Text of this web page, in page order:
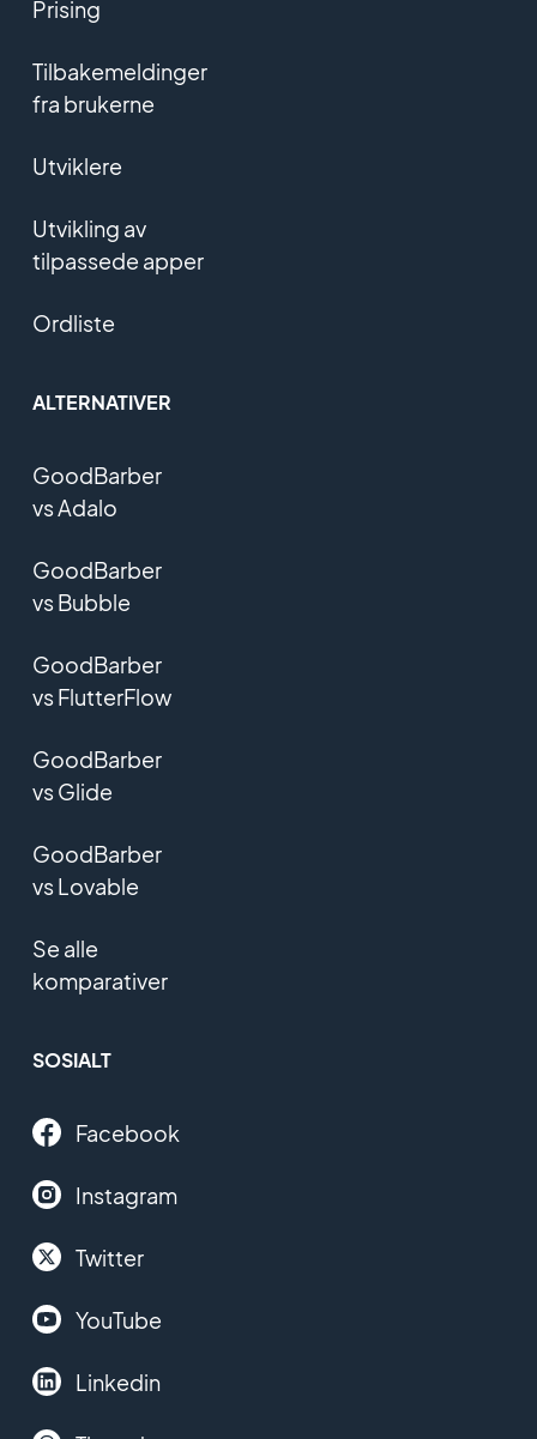
Prising
Tilbakemeldinger
fra brukerne
Utviklere
Utvikling av
tilpassede apper
Ordliste
ALTERNATIVER
GoodBarber
vs Adalo
GoodBarber
vs Bubble
GoodBarber
vs FlutterFlow
GoodBarber
vs Glide
GoodBarber
vs Lovable
Se alle
komparativer
SOSIALT
Facebook
Instagram
Twitter
YouTube
Linkedin